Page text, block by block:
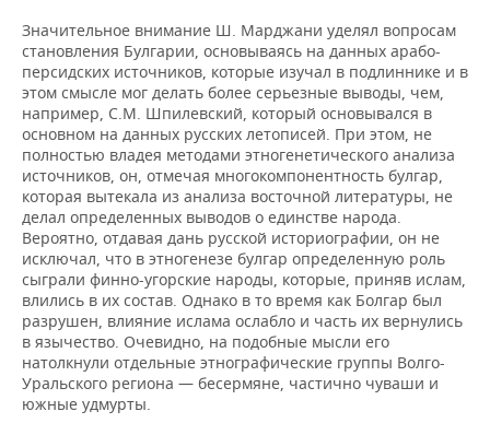
Значительное внимание Ш. Марджани уделял вопросам
становления Булгарии, основываясь на данных арабо-
персидских источников, которые изучал в подлиннике и в
этом смысле мог делать более серьезные выводы, чем,
например, С.М. Шпилевский, который основывался в
основном на данных русских летописей. При этом, не
полностью владея методами этногенетического анализа
источников, он, отмечая многокомпонентность булгар,
которая вытекала из анализа восточной литературы, не
делал определенных выводов о единстве народа.
Вероятно, отдавая дань русской историографии, он не
исключал, что в этногенезе булгар определенную роль
сыграли финно-угорские народы, которые, приняв ислам,
влились в их состав. Однако в то время как Болгар был
разрушен, влияние ислама ослабло и часть их вернулись
в язычество. Очевидно, на подобные мысли его
натолкнули отдельные этнографические группы Волго-
Уральского региона — бесермяне, частично чуваши и
южные удмурты.